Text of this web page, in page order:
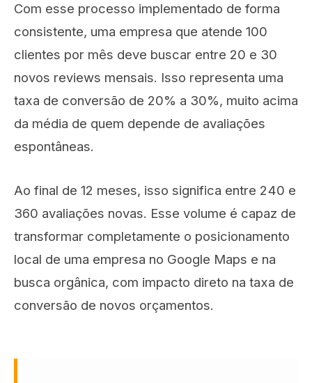
Com esse processo implementado de forma
consistente, uma empresa que atende 100
clientes por mês deve buscar entre 20 e 30
novos reviews mensais. Isso representa uma
taxa de conversão de 20% a 30%, muito acima
da média de quem depende de avaliações
espontâneas.
Ao final de 12 meses, isso significa entre 240 e
360 avaliações novas. Esse volume é capaz de
transformar completamente o posicionamento
local de uma empresa no Google Maps e na
busca orgânica, com impacto direto na taxa de
conversão de novos orçamentos.